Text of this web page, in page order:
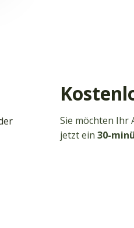
Sie möchten Ihr
jetzt ein 30-